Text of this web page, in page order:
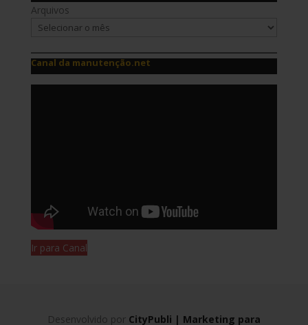
Arquivos
Canal da manutenção.net
Ir para Canal
Desenvolvido por CityPubli | Marketing para